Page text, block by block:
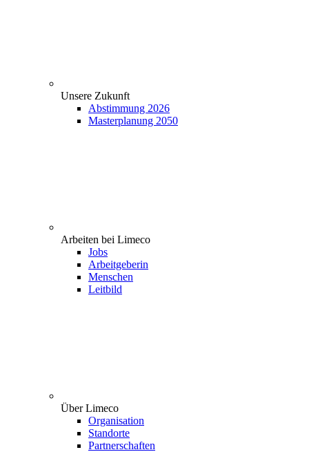
Unsere Zukunft
Abstimmung 2026
Masterplanung 2050
Arbeiten bei Limeco
Jobs
Arbeitgeberin
Menschen
Leitbild
Über Limeco
Organisation
Standorte
Partnerschaften